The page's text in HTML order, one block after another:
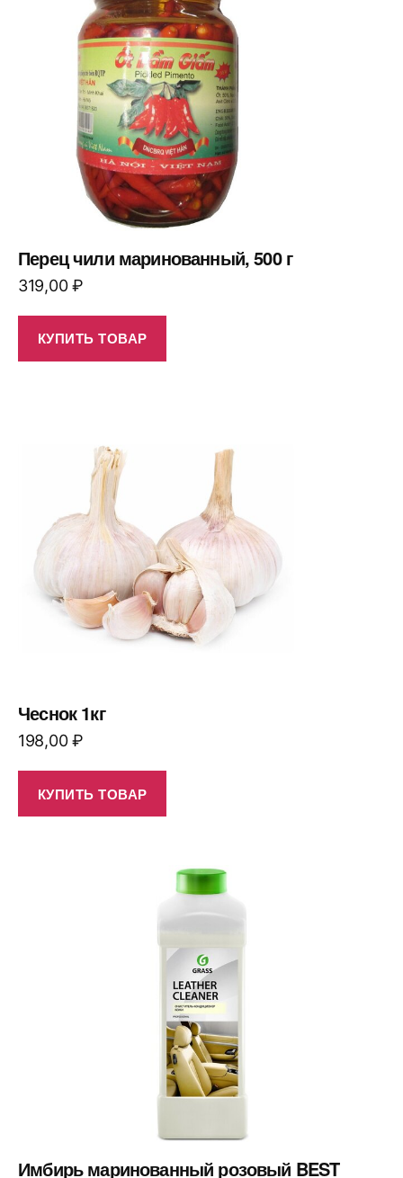
Перец чили маринованный, 500 г
319,00₽
КУПИТЬ ТОВАР
Чеснок 1кг
198,00₽
КУПИТЬ ТОВАР
Имбирь маринованный розовый BEST